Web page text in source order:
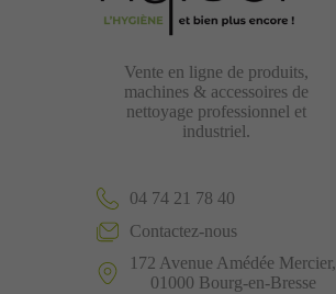
Vente en ligne de produits,
machines & accessoires de
nettoyage professionnel et
industriel.
04 74 21 78 40
Contactez-nous
172 Avenue Amédée Mercier,
01000 Bourg-en-Bresse